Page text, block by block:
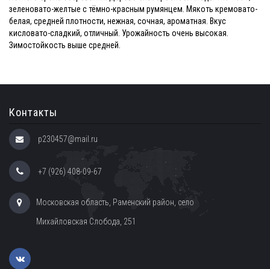
зеленовато-желтые с тёмно-красным румянцем. Мякоть кремовато-
белая, средней плотности, нежная, сочная, ароматная. Вкус
кисловато-сладкий, отличный. Урожайность очень высокая.
Зимостойкость выше средней.
Контакты
p230457@mail.ru
+7 (926) 408-09-67
Московская область, Раменский район, село
Михайловская Слобода, 251